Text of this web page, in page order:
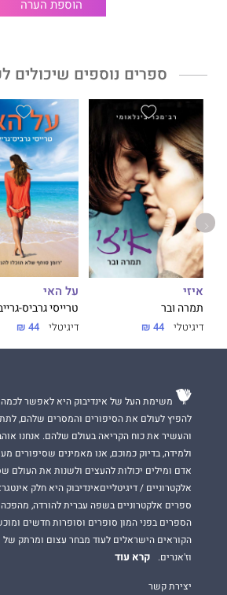
הוספת הערה
ספרים נוספים שיכולים
איזי
תמרה ובר
דיגיטלי 44 ₪
על האי
טרייסי גרביס-
דיגיטלי 44 ₪
משימת העל של אינדיבוק היא לאפשר לכמה
להפיץ לעולם את הסיפורים והמסרים שלהם,
והעשיר את כוח הקריאה בעולם שלהם. אנחנו
ולמידה, בדיוק כמוכם, אנו מאמינים שסיפורים
אדם ומילים יכולות להעצים ולשנות את העולם
אלקטרוניים / דיגיטלייםאינדיבוק היא חלק
ספרים אלקטרוניים בשפה עברית להורדה,
הספרים בפני המון סופרים וסופרות חדשים
הקוראים הישראלים לעוד מבחר עצום ומרתק
וז'אנרים.
קרא עוד
יצירת קשר